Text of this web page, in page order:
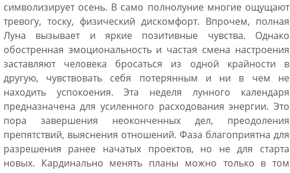
символизирует осень. В само полнолуние многие ощущают
тревогу, тоску, физический дискомфорт. Впрочем, полная
Луна вызывает и яркие позитивные чувства. Однако
обостренная эмоциональность и частая смена настроения
заставляют человека бросаться из одной крайности в
другую, чувствовать себя потерянным и ни в чем не
находить успокоения. Эта неделя лунного календаря
предназначена для усиленного расходования энергии. Это
пора завершения неоконченных дел, преодоления
препятствий, выяснения отношений. Фаза благоприятна для
разрешения ранее начатых проектов, но не для старта
новых. Кардинально менять планы можно только в том